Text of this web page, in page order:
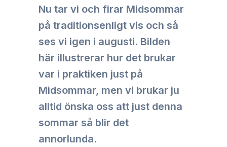
Nu tar vi och firar Midsommar
på traditionsenligt vis och så
ses vi igen i augusti. Bilden
här illustrerar hur det brukar
var i praktiken just på
Midsommar, men vi brukar ju
alltid önska oss att just denna
sommar så blir det
annorlunda.